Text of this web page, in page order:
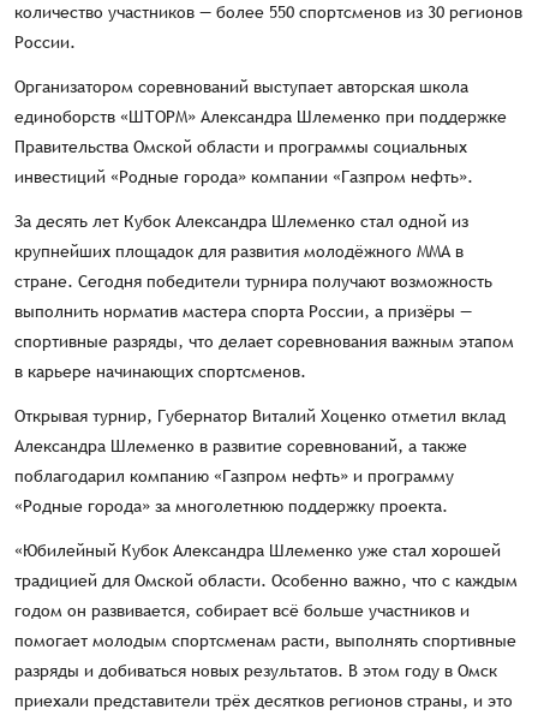
количество участников — более 550 спортсменов из 30 регионов
России.
Организатором соревнований выступает авторская школа
единоборств «ШТОРМ» Александра Шлеменко при поддержке
Правительства Омской области и программы социальных
инвестиций «Родные города» компании «Газпром нефть».
За десять лет Кубок Александра Шлеменко стал одной из
крупнейших площадок для развития молодёжного ММА в
стране. Сегодня победители турнира получают возможность
выполнить норматив мастера спорта России, а призёры —
спортивные разряды, что делает соревнования важным этапом
в карьере начинающих спортсменов.
Открывая турнир, Губернатор Виталий Хоценко отметил вклад
Александра Шлеменко в развитие соревнований, а также
поблагодарил компанию «Газпром нефть» и программу
«Родные города» за многолетнюю поддержку проекта.
«Юбилейный Кубок Александра Шлеменко уже стал хорошей
традицией для Омской области. Особенно важно, что с каждым
годом он развивается, собирает всё больше участников и
помогает молодым спортсменам расти, выполнять спортивные
разряды и добиваться новых результатов. В этом году в Омск
приехали представители трёх десятков регионов страны, и это